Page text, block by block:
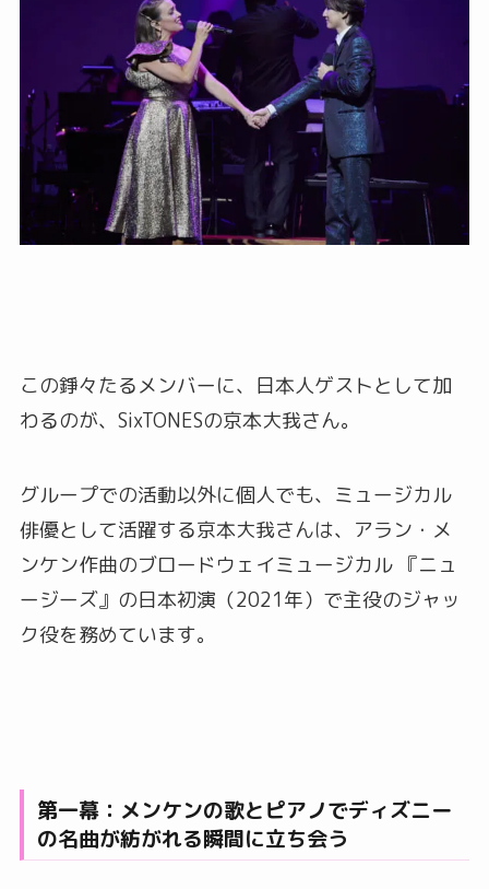
この錚々たるメンバーに、日本人ゲストとして加
わるのが、SixTONESの京本大我さん。
グループでの活動以外に個人でも、ミュージカル
俳優として活躍する京本大我さんは、アラン・メ
ンケン作曲のブロードウェイミュージカル 『ニュ
ージーズ』の日本初演（2021年）で主役のジャッ
ク役を務めています。
第一幕：メンケンの歌とピアノでディズニー
の名曲が紡がれる瞬間に立ち会う